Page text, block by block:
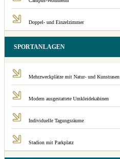
Doppel- und Einzelzimmer
SPORTANLAGEN
Mehrzweckplätze mit Natur- und Kunstrasen
Modern ausgestattete Umkleidekabinen
Individuelle Tagungsräume
Stadion mit Parkplatz